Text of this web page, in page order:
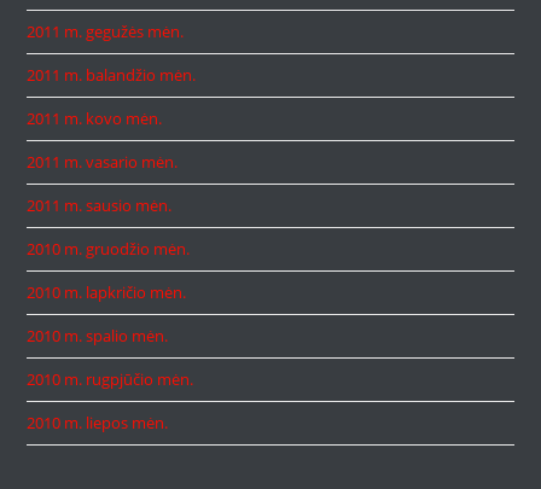
2011 m. gegužės mėn.
2011 m. balandžio mėn.
2011 m. kovo mėn.
2011 m. vasario mėn.
2011 m. sausio mėn.
2010 m. gruodžio mėn.
2010 m. lapkričio mėn.
2010 m. spalio mėn.
2010 m. rugpjūčio mėn.
2010 m. liepos mėn.